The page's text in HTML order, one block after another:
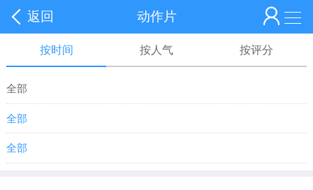
返回 动作片
按时间 按人气 按评分
全部
全部
全部